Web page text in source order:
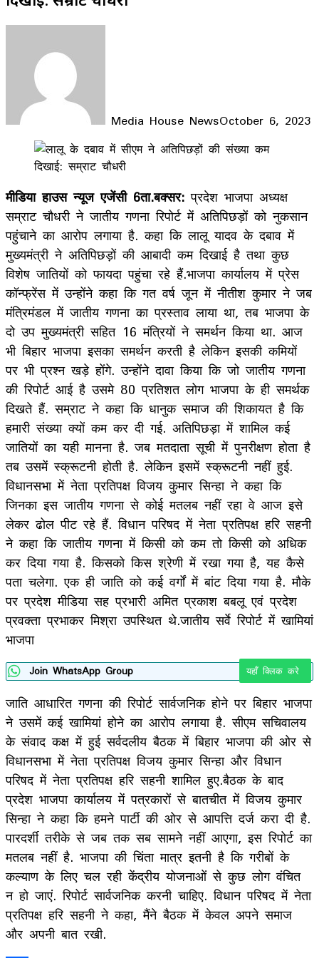
Media House NewsOctober 6, 2023
Facebook
LinkedIn
WhatsApp
Telegram
मीडिया हाउस न्यूज एजेंसी 6ता.बक्सर: प्रदेश भाजपा अध्यक्ष
सम्राट चौधरी ने जातीय गणना रिपोर्ट में अतिपिछड़ों को नुकसान
पहुंचाने का आरोप लगाया है. कहा कि लालू यादव के दबाव में
मुख्यमंत्री ने अतिपिछड़ों की आबादी कम दिखाई है तथा कुछ
विशेष जातियों को फायदा पहुंचा रहे हैं.भाजपा कार्यालय में प्रेस
कॉन्फ्रेंस में उन्होंने कहा कि गत वर्ष जून में नीतीश कुमार ने जब
मंत्रिमंडल में जातीय गणना का प्रस्ताव लाया था, तब भाजपा के
दो उप मुख्यमंत्री सहित 16 मंत्रियों ने समर्थन किया था. आज
भी बिहार भाजपा इसका समर्थन करती है लेकिन इसकी कमियों
पर भी प्रश्न खड़े होंगे. उन्होंने दावा किया कि जो जातीय गणना
की रिपोर्ट आई है उसमे 80 प्रतिशत लोग भाजपा के ही समर्थक
दिखते हैं. सम्राट ने कहा कि धानुक समाज की शिकायत है कि
हमारी संख्या क्यों कम कर दी गई. अतिपिछड़ा में शामिल कई
जातियों का यही मानना है. जब मतदाता सूची में पुनरीक्षण होता है
तब उसमें स्क्रूटनी होती है. लेकिन इसमें स्क्रूटनी नहीं हुई.
विधानसभा में नेता प्रतिपक्ष विजय कुमार सिन्हा ने कहा कि
जिनका इस जातीय गणना से कोई मतलब नहीं रहा वे आज इसे
लेकर ढोल पीट रहे हैं. विधान परिषद में नेता प्रतिपक्ष हरि सहनी
ने कहा कि जातीय गणना में किसी को कम तो किसी को अधिक
कर दिया गया है. किसको किस श्रेणी में रखा गया है, यह कैसे
पता चलेगा. एक ही जाति को कई वर्गों में बांट दिया गया है. मौके
पर प्रदेश मीडिया सह प्रभारी अमित प्रकाश बबलू एवं प्रदेश
प्रवक्ता प्रभाकर मिश्रा उपस्थित थे.जातीय सर्वे रिपोर्ट में खामियां
भाजपा
Join WhatsApp Group यहाँ क्लिक करे
जाति आधारित गणना की रिपोर्ट सार्वजनिक होने पर बिहार भाजपा
ने उसमें कई खामियां होने का आरोप लगाया है. सीएम सचिवालय
के संवाद कक्ष में हुई सर्वदलीय बैठक में बिहार भाजपा की ओर से
विधानसभा में नेता प्रतिपक्ष विजय कुमार सिन्हा और विधान
परिषद में नेता प्रतिपक्ष हरि सहनी शामिल हुए.बैठक के बाद
प्रदेश भाजपा कार्यालय में पत्रकारों से बातचीत में विजय कुमार
सिन्हा ने कहा कि हमने पार्टी की ओर से आपत्ति दर्ज करा दी है.
पारदर्शी तरीके से जब तक सब सामने नहीं आएगा, इस रिपोर्ट का
मतलब नहीं है. भाजपा की चिंता मात्र इतनी है कि गरीबों के
कल्याण के लिए चल रही केंद्रीय योजनाओं से कुछ लोग वंचित
न हो जाएं. रिपोर्ट सार्वजनिक करनी चाहिए. विधान परिषद में नेता
प्रतिपक्ष हरि सहनी ने कहा, मैंने बैठक में केवल अपने समाज
और अपनी बात रखी.